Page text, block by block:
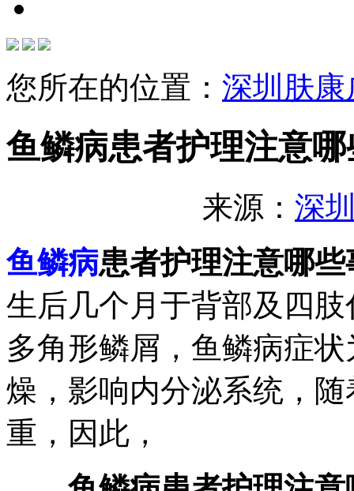
您所在的位置： 深圳肤
鱼鳞病患者护理注意
来源： 深
鱼鳞病患者护理注意哪些
生后几个月于背部及四
多角形鳞屑，鱼鳞病症
燥，影响内分泌系统，
重，因此，